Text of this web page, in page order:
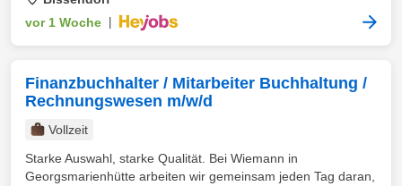
vor 1 Woche
Finanzbuchhalter / Mitarbeiter Buchhaltung /
Rechnungswesen m/w/d
Vollzeit
Starke Auswahl, starke Qualität. Bei Wiemann in
Georgsmarienhütte arbeiten wir gemeinsam jeden Tag daran,